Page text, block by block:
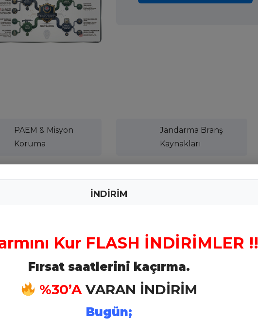
PAEM & Misyon
Koruma
Jandarma Branş
Kaynakları
Personel Branş
Maliye Branşı
Kaynakları
Bando Branş
Kaynakları
Eczacı Branş
Kaynakları
Tabip Branş
İNDİRİM
Kur FLASH İNDİRİMLER !!
Fırsat saatlerini kaçırma.
%30’AVARAN İNDİRİM
Bugün;